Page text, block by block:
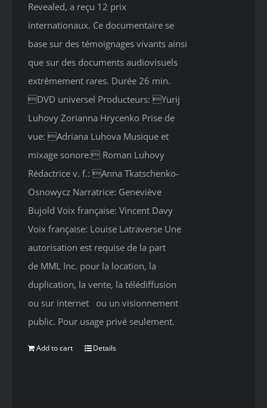
Revealed, a reçu 12 prix
internationaux. Ce documentaire se
base sur des témoignages vivants ainsi
que sur des documents audiovisuels
extrêmement rares. Durée 26 min.
DVD universel Producteurs: Yurij
Luhovy Zorianna Hrycenko Prise de
vue: Adriana Luhova Musique et
mixage sonore: Roman Luhovy
Rédactrice v. f.: Anna Tkatschenko-
Osnowycz Narratrice: Geneviève
Bujold Voix française: Vincent Davy
Voix française: Louise Latraverse Une
autorisation est requise de la part
de MML Inc. pour la location, la
duplication, la vente, la télédiffusion
ou sur internet ou un visionnement
public. Pour usage privé seulement.
Add to cart Details